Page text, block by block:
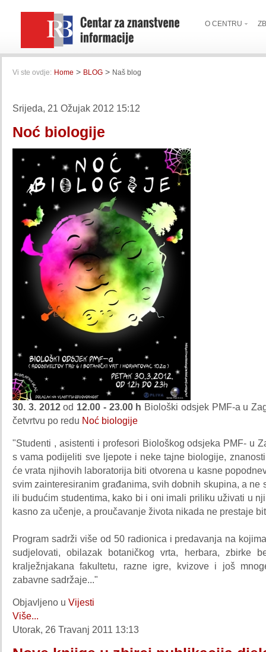
O CENTRU
Vi ste ovdje: Home > BLOG > Naš blog
Srijeda, 21 Ožujak 2012 15:12
Noć biologije
30. 3. 2012od 12.00 - 23.00 h Biološki odsjek PMF-a u
četvrtvu po redu Noć biologije
"Studenti , asistenti i profesori Biološkog odsjeka PMF- u
s vama podijeliti sve ljepote i neke tajne biologije,
će vrata njihovih laboratorija biti otvorena u kasne
svim zainteresiranim građanima, svih dobnih skupina, a ne
ili budućim studentima, kako bi i oni imali priliku uživati u
kasno za učenje, a proučavanje života nikada ne prestaje
Program sadrži više od 50 radionica i predavanja na
sudjelovati, obilazak botaničkog vrta, herbara, zbirke
kralježnjakana fakultetu, razne igre, kvizove i još
zabavne sadržaje..."
Objavljeno u Vijesti
Više...
Utorak, 26 Travanj 2011 13:13